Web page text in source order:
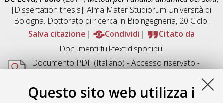
Questo sito web utilizza i
[Dissertation thesis], Alma Mater Studiorum Università di
Bologna. Dottorato di ricerca in Bioingegneria, 20 Ciclo.
Salva citazione
Condividi
Citato da
Documenti full-text disponibili:
Documento PDF(Italiano) - Accesso riservato -
Acrobat Reader
Download (3MB)